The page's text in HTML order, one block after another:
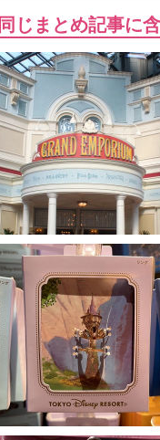
同じまとめ記事に